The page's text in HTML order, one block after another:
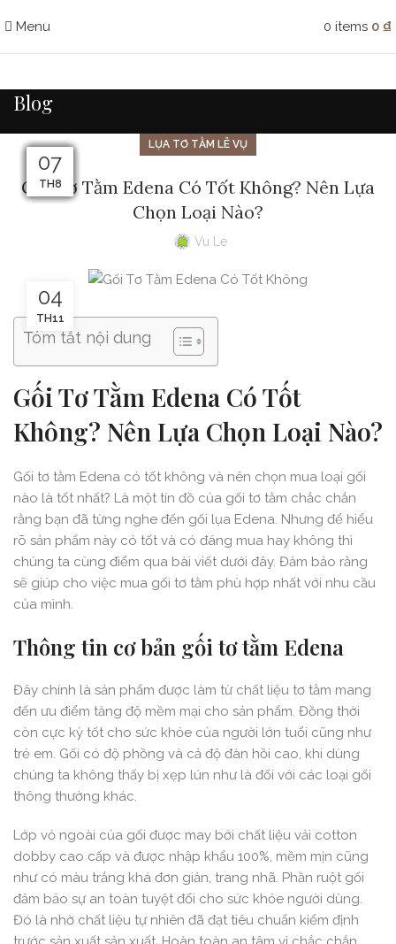
Menu 0 items 0 ₫
Blog
LỤA TƠ TẰM LÊ VỤ
Gối Tơ Tằm Edena Có Tốt Không? Nên Lựa
Chọn Loại Nào?
Vu Le
04
TH11
Tóm tắt nội dung
Gối Tơ Tằm Edena Có Tốt
Không? Nên Lựa Chọn Loại Nào?
Gối tơ tằm Edena có tốt không và nên chọn mua loại gối
nào là tốt nhất? Là một tín đồ của gối tơ tằm chắc chắn
rằng bạn đã từng nghe đến gối lụa Edena. Nhưng để hiểu
rõ sản phẩm này có tốt và có đáng mua hay không thì
chúng ta cùng điểm qua bài viết dưới đây. Đảm bảo rằng
sẽ giúp cho việc mua gối tơ tằm phù hợp nhất với nhu cầu
của mình.
Thông tin cơ bản gối tơ tằm Edena
Đây chính là sản phẩm được làm từ chất liệu tơ tằm mang
đến ưu điểm tăng độ mềm mại cho sản phẩm. Đồng thời
còn cực kỳ tốt cho sức khỏe của người lớn tuổi cũng như
trẻ em. Gối có độ phồng và cả độ đàn hồi cao, khi dùng
chúng ta không thấy bị xẹp lún như là đối với các loại gối
thông thường khác.
Lớp vỏ ngoài của gối được may bởi chất liệu vải cotton
dobby cao cấp và được nhập khẩu 100%, mềm mịn cũng
như có màu trắng khá đơn giản, trang nhã. Phần ruột gối
đảm bảo sự an toàn tuyệt đối cho sức khỏe người dùng.
Đó là nhờ chất liệu tự nhiên đã đạt tiêu chuẩn kiểm định
24
TH10
23
TH10
14
TH10
15
TH8
14
TH8
13
TH8
12
TH8
11
TH8
10
TH8
09
TH8
08
TH8
07
TH8